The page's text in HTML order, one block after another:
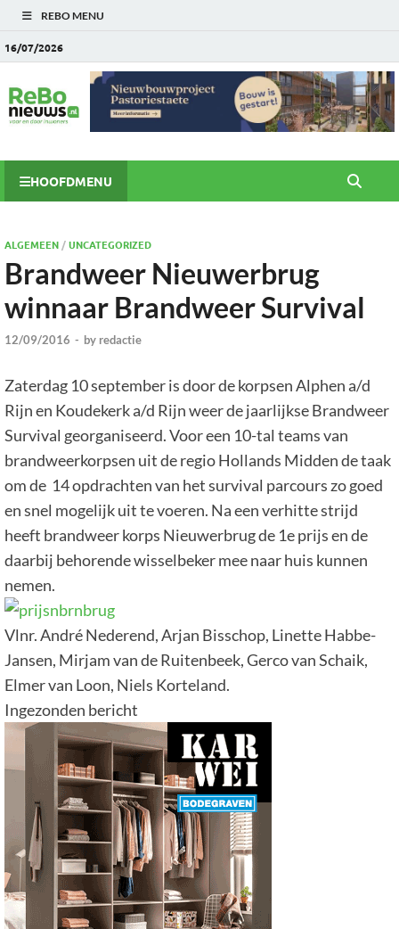
REBO MENU
16/07/2026
HOOFDMENU
ALGEMEEN/UNCATEGORIZED
Brandweer Nieuwerbrug
winnaar Brandweer Survival
12/09/2016 - by redactie
Zaterdag 10 september is door de korpsen Alphen a/d
Rijn en Koudekerk a/d Rijn weer de jaarlijkse Brandweer
Survival georganiseerd. Voor een 10-tal teams van
brandweerkorpsen uit de regio Hollands Midden de taak
om de 14 opdrachten van het survival parcours zo goed
en snel mogelijk uit te voeren. Na een verhitte strijd
heeft brandweer korps Nieuwerbrug de 1e prijs en de
daarbij behorende wisselbeker mee naar huis kunnen
nemen.
Vlnr. André Nederend, Arjan Bisschop, Linette Habbe-
Jansen, Mirjam van de Ruitenbeek, Gerco van Schaik,
Elmer van Loon, Niels Korteland.
Ingezonden bericht